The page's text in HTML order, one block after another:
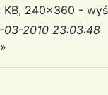
KB, 240x360 -
03-2010 23:03:48
»